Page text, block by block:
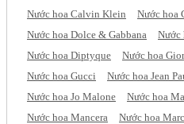
Nước hoa Calvin Klein
Nước hoa
Nước hoa Dolce & Gabbana
Nước
Nước hoa Diptyque
Nước hoa
Nước hoa Gucci
Nước hoa Jean
Nước hoa Jo Malone
Nước hoa
Nước hoa Mancera
Nước hoa